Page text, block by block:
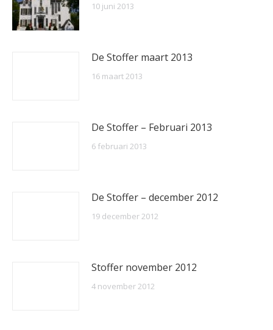
10 juni 2013
De Stoffer maart 2013
16 maart 2013
De Stoffer – Februari 2013
6 februari 2013
De Stoffer – december 2012
19 december 2012
Stoffer november 2012
4 november 2012